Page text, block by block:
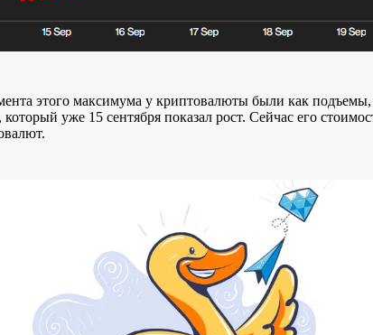
этого максимума у криптовалюты были как
уже 15 сентября показал рост. Сейчас его